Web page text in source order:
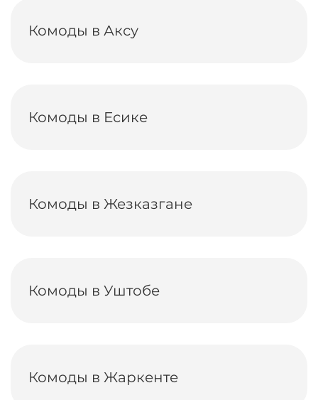
Комоды в Аксу
Комоды в Есике
Комоды в Жезказгане
Комоды в Уштобе
Комоды в Жаркенте